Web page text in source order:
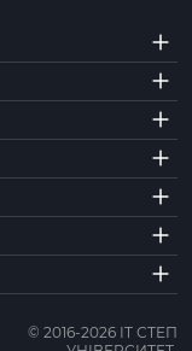
© 2016-2026 ІТ СТЕП